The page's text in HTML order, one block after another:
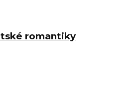
romantiky